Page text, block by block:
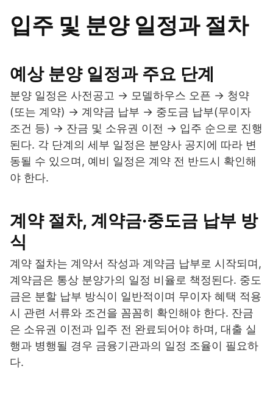
입주 및 분양 일정과 절차
예상 분양 일정과 주요 단계
분양 일정은 사전공고 → 모델하우스 오픈 → 청약
(또는 계약) → 계약금 납부 → 중도금 납부(무이자
조건 등) → 잔금 및 소유권 이전 → 입주 순으로 진행
된다. 각 단계의 세부 일정은 분양사 공지에 따라 변
동될 수 있으며, 예비 일정은 계약 전 반드시 확인해
야 한다.
계약 절차, 계약금·중도금 납부 방
식
계약 절차는 계약서 작성과 계약금 납부로 시작되며,
계약금은 통상 분양가의 일정 비율로 책정된다. 중도
금은 분할 납부 방식이 일반적이며 무이자 혜택 적용
시 관련 서류와 조건을 꼼꼼히 확인해야 한다. 잔금
은 소유권 이전과 입주 전 완료되어야 하며, 대출 실
행과 병행될 경우 금융기관과의 일정 조율이 필요하
다.